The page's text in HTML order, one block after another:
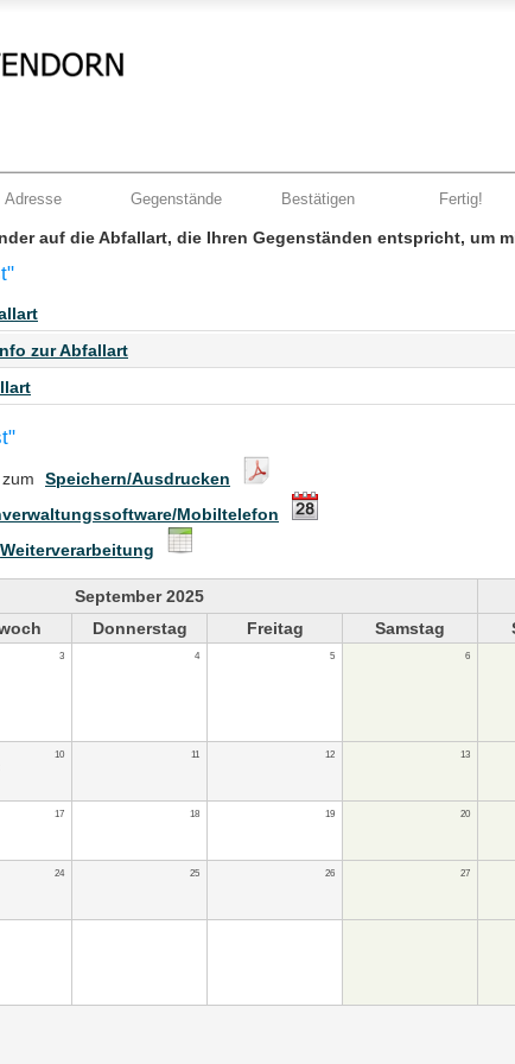
Adresse Gegenstände Bestätigen Fertig!
auf die Abfallart, die Ihren Gegenständen entspricht, um
zur Abfallart
Speichern/Ausdrucken
Mobiltelefon
Weiterverarbeitung
September 2025
Donnerstag Freitag Samstag
3 4 5 6
10 11 12 13
17 18 19 20
24 25 26 27